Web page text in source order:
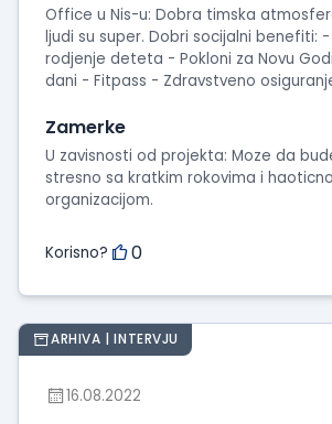
Office u Nis-u: Dobra timska
ljudi su super. Dobri socijalni benefiti: -
rodjenje deteta - Pokloni za Novu
dani - Fitpass - Zdravstveno
Zamerke
U zavisnosti od projekta: Moze da
stresno sa kratkim rokovima i
organizacijom.
Korisno? 0
ARHIVA | INTERVJU
16.08.2022